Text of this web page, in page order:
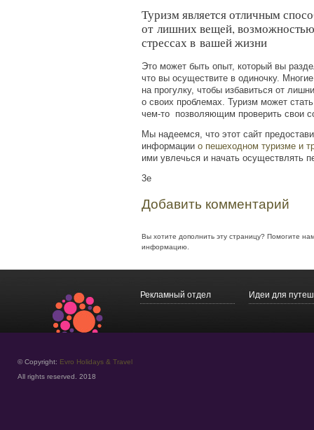
Туризм является отличным
от лишних вещей,
стрессах в вашей жизни
Это может быть опыт, который вы
что вы осуществите в одиночку.
на прогулку, чтобы избавиться от
о своих проблемах. Туризм может
чем-то позволяющим проверить свои
Мы надеемся, что этот сайт
информации о пешеходном туризме и
ими увлечься и начать осуществлять
3e
Добавить комментарий
Вы хотите дополнить эту страницу? Помогите
информацию.
Рекламный отдел Идеи для
© Copyright: Evro Holidays & Travel
All rights reserved. 2018